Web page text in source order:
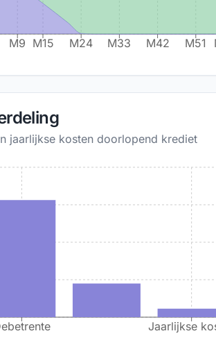
M9 M15 M24 M33 M42 M51
jaarlijkse kosten doorlopend krediet
Jaarlijkse